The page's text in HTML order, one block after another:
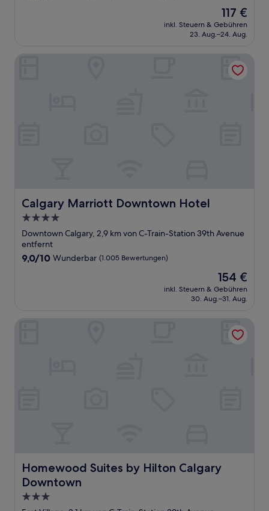
Der
Preis
beträgt
117 €
inkl. Steuern & Gebühren
23. Aug.–24. Aug.
Calgary Marriott Downtown Hotel
Calgary Marriott Downtown Hotel
4.0-
Sterne-
Unterkunft
Downtown Calgary, 2,9 km von C-Train-Station 39th Avenue
entfernt
9.0
9,0/10 Wunderbar (1.005 Bewertungen)
Der
Preis
beträgt
154 €
inkl. Steuern & Gebühren
30. Aug.–31. Aug.
Homewood Suites by Hilton Calgary
Downtown
Homewood Suites by Hilton Calgary Downtown
3.0-